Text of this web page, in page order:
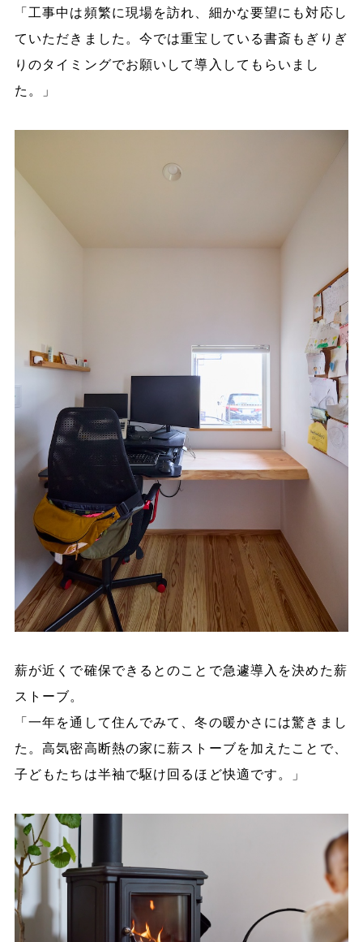
「工事中は頻繁に現場を訪れ、細かな要望にも対応し
ていただきました。今では重宝している書斎もぎりぎ
りのタイミングでお願いして導入してもらいまし
た。」
薪が近くで確保できるとのことで急遽導入を決めた薪
ストーブ。
「一年を通して住んでみて、冬の暖かさには驚きまし
た。高気密高断熱の家に薪ストーブを加えたことで、
子どもたちは半袖で駆け回るほど快適です。」